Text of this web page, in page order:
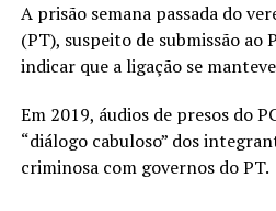
A prisão semana passada do
(PT), suspeito de submissão ao
indicar que a ligação se
Em 2019, áudios de presos do
“diálogo cabuloso” dos
criminosa com governos do PT.